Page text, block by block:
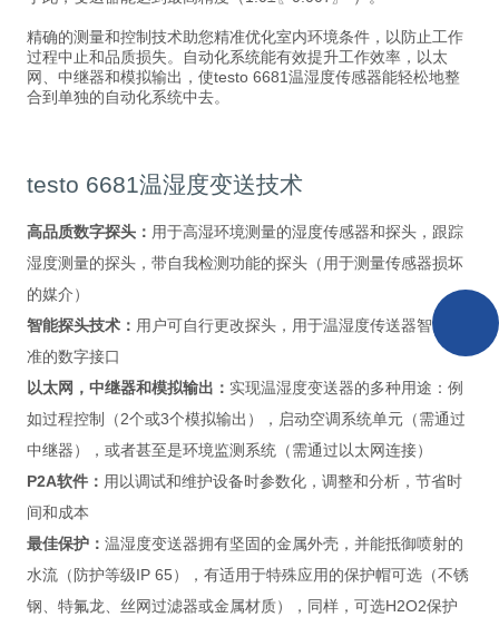
精确的测量和控制技术助您精准优化室内环境条件，以防止工作
过程中止和品质损失。自动化系统能有效提升工作效率，以太
网、中继器和模拟输出，使testo 6681温湿度传感器能轻松地整
合到单独的自动化系统中去。
testo 6681温湿度变送技术
高品质数字探头： 用于高湿环境测量的湿度传感器和探头，跟踪
湿度测量的探头，带自我检测功能的探头（用于测量传感器损坏
的媒介）
智能探头技术： 用户可自行更改探头，用于温湿度传送器智能校
准的数字接口
以太网，中继器和模拟输出： 实现温湿度变送器的多种用途：例
如过程控制（2个或3个模拟输出），启动空调系统单元（需通过
中继器），或者甚至是环境监测系统（需通过以太网连接）
P2A软件： 用以调试和维护设备时参数化，调整和分析，节省时
间和成本
最佳保护：温湿度变送器拥有坚固的金属外壳，并能抵御喷射的
水流（防护等级IP 65），有适用于特殊应用的保护帽可选（不锈
钢、特氟龙、丝网过滤器或金属材质），同样，可选H2O2保护